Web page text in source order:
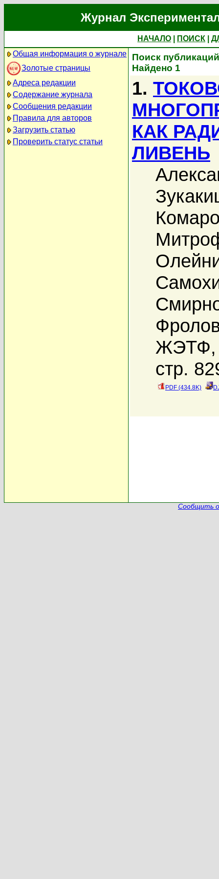
Журнал
НАЧАЛО ПОИСК
Общая информация о журнале
Золотые страницы
Адреса редакции
Содержание журнала
Сообщения редакции
Правила для авторов
Загрузить статью
Проверить статус статьи
Поиск
Найдено 1
1.
КАК
ЛИВЕНЬ
ЖЭТФ,
стр.
PDF (434.8K)
Сообщить о